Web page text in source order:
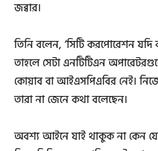
জব্বার।
তিনি বলেন, ‘সিটি করপোরেশন
তাহলে সেটা এনটিটিএন
কোয়াব বা আইএসপিএবির নেই।
তারা না জেনে কথা বলেছেন।
অবশ্য আইনে যাই থাকুক না কেন